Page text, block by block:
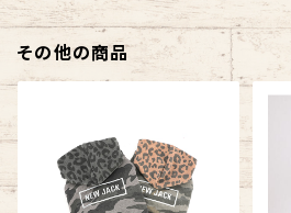
その他の商品